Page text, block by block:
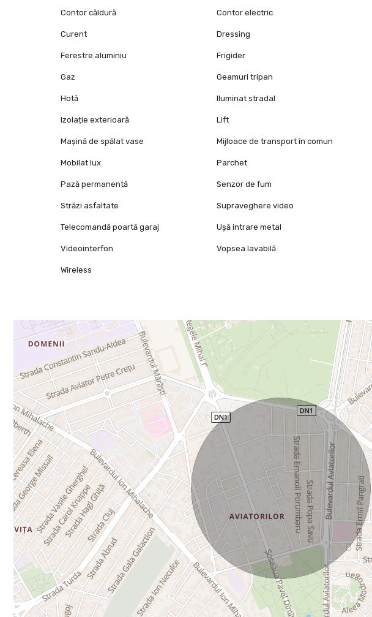
Contor căldură Contor electric
Curent Dressing
Ferestre aluminiu Frigider
Gaz Geamuri tripan
Hotă Iluminat stradal
Izolație exterioară Lift
Mașină de spălat vase Mijloace de transport în comun
Mobilat lux Parchet
Pază permanentă Senzor de fum
Străzi asfaltate Supraveghere video
Telecomandă poartă garaj Ușă intrare metal
Videointerfon Vopsea lavabilă
Wireless